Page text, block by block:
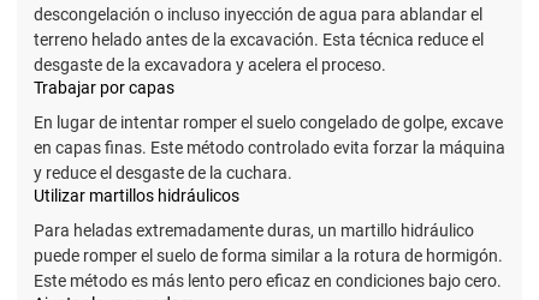
descongelación o incluso inyección de agua para ablandar el
terreno helado antes de la excavación. Esta técnica reduce el
desgaste de la excavadora y acelera el proceso.
Trabajar por capas
En lugar de intentar romper el suelo congelado de golpe, excave
en capas finas. Este método controlado evita forzar la máquina
y reduce el desgaste de la cuchara.
Utilizar martillos hidráulicos
Para heladas extremadamente duras, un martillo hidráulico
puede romper el suelo de forma similar a la rotura de hormigón.
Este método es más lento pero eficaz en condiciones bajo cero.